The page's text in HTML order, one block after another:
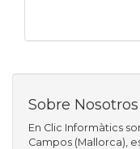
Sobre Nosotros
En Clic Informàtics
Campos (Mallorca),